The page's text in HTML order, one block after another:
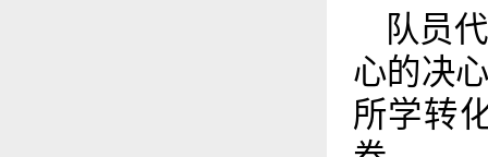
队员
心的决
所学转